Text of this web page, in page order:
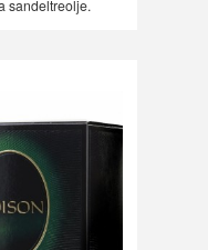
sandeltreolje.